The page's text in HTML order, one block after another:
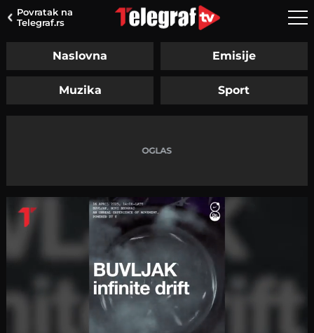
Povratak na
Telegraf.rs
Naslovna Emisije
Muzika Sport